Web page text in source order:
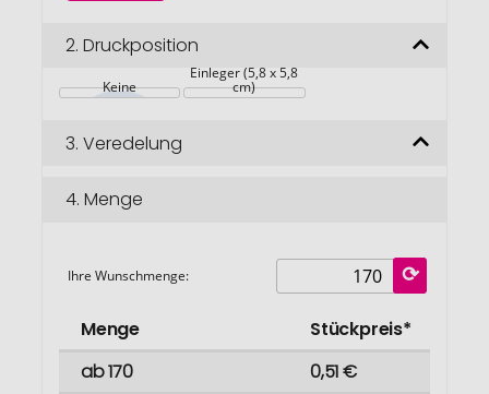
2. Druckposition
Keine cm)
3. Veredelung
4. Menge
Ihre Wunschmenge:
Menge
Stückpreis*
ab 170
0,51 €